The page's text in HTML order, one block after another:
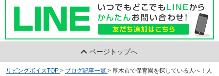
ページトップへ
リビングボイスTOP > ブログ記事一覧 > 厚木市で保育園を探している人へ！人